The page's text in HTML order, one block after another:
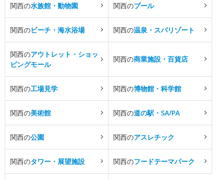
関西の水族館・動物園 関西のプール
関西のビーチ・海水浴場 関西の温泉・スパリゾート
関西のアウトレット・ショッ
ピングモール
関西の商業施設・百貨店
関西の工場見学 関西の博物館・科学館
関西の美術館 関西の道の駅・SA/PA
関西の公園 関西のアスレチック
関西のタワー・展望施設 関西のフードテーマパーク